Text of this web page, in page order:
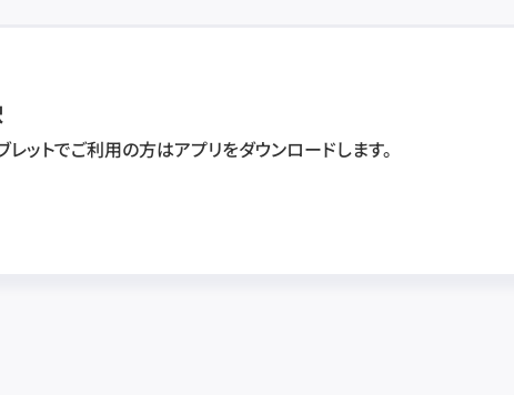
レットでご利用の方はアプリをダウンロードします。